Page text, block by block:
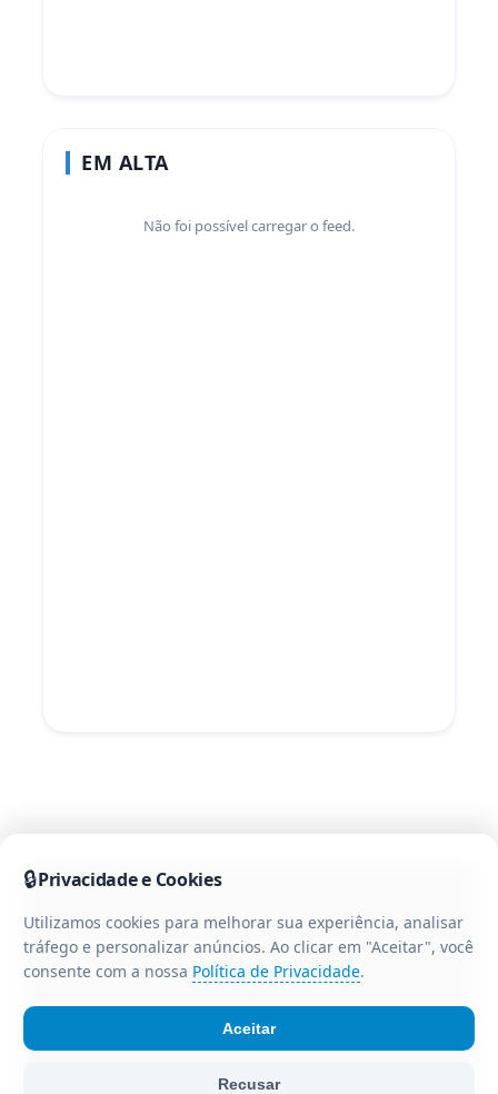
EM ALTA
Não foi possível carregar o feed.
🔒Privacidade e Cookies
Utilizamos cookies para melhorar sua experiência, analisar
tráfego e personalizar anúncios. Ao clicar em "Aceitar", você
consente com a nossa Política de Privacidade.
Recusar
Aceitar